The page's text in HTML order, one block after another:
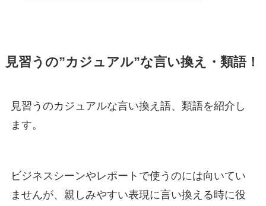
見習うの”カジュアル”な言い換え・類語！
見習うのカジュアルな言い換え語、類語を紹介し
ます。
ビジネスシーンやレポートで使うのには向いてい
ませんが、親しみやすい表現に言い換える時に役